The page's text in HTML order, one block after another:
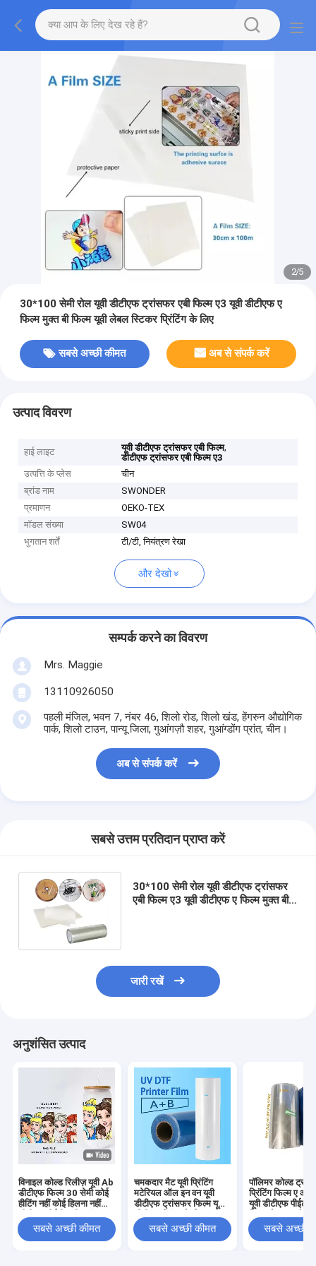
2/5
30*100 सेमी रोल यूवी डीटीएफ ट्रांसफर एबी फिल्म ए3 यूवी डीटीएफ ए
फिल्म मुक्त बी फिल्म यूवी लेबल स्टिकर प्रिंटिंग के लिए
सबसे अच्छी कीमत अब से संपर्क करें
उत्पाद विवरण
हाई लाइट यूवी डीटीएफ ट्रांसफर एबी फिल्म,
डीटीएफ ट्रांसफर एबी फिल्म ए3
उत्पत्ति के प्लेस
चीन
ब्रांड नाम
SWONDER
प्रमाणन
OEKO-TEX
मॉडल संख्या
SW04
भुगतान शर्तें
टी/टी, नियंत्रण रेखा
और देखो
सम्पर्क करने का विवरण
Mrs. Maggie
13110926050
पहली मंजिल, भवन 7, नंबर 46, शिलो रोड, शिलो खंड, हेंगरुन औद्योगिक
पार्क, शिलो टाउन, पान्यू जिला, गुआंगज़ौ शहर, गुआंग्डोंग प्रांत, चीन।
अब से संपर्क करें
सबसे उत्तम प्रतिदान प्राप्त करें
30*100 सेमी रोल यूवी डीटीएफ ट्रांसफर
एबी फिल्म ए3 यूवी डीटीएफ ए फिल्म मुक्त बी
जारी रखें
अनुशंसित उत्पाद
विनाइल कोल्ड रिलीज़ यूवी Ab
डीटीएफ फिल्म 30 सेमी कोई
हीटिंग नहीं कोई हिलना नहीं
फिल्मसबसे अच्छी कीमत
चमकदार मैट यूवी प्रिंटिंग
मटेरियल ऑल इन वन यूवी
डीटीएफ ट्रांसफर फिल्म यूवी
सबसे अच्छी कीमत
पॉलिमर कोल्ड
प्रिंटिंग फिल्म ए और
यूवी डीटीएफ पीईटी
सबसे अच्छी